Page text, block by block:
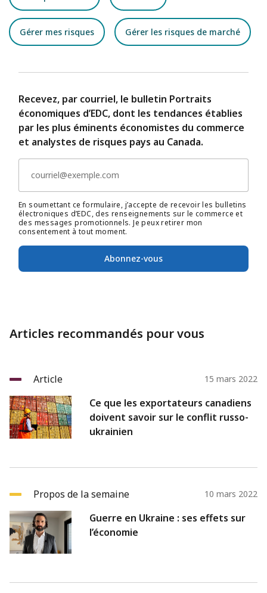
Gérer mes risques Gérer les risques de marché
Recevez, par courriel, le bulletin Portraits
économiques d’EDC, dont les tendances établies
par les plus éminents économistes du commerce
et analystes de risques pays au Canada.
En soumettant ce formulaire, j’accepte de recevoir les bulletins
électroniques d’EDC, des renseignements sur le commerce et
des messages promotionnels. Je peux retirer mon
consentement à tout moment.
Abonnez-vous
Articles recommandés pour vous
Article 15 mars 2022
Ce que les exportateurs canadiens
doivent savoir sur le conflit russo-
ukrainien
Propos de la semaine 10 mars 2022
Guerre en Ukraine : ses effets sur
l’économie